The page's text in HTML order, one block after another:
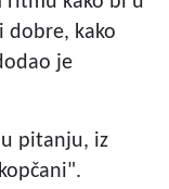
dobre, kako
je
pitanju, iz